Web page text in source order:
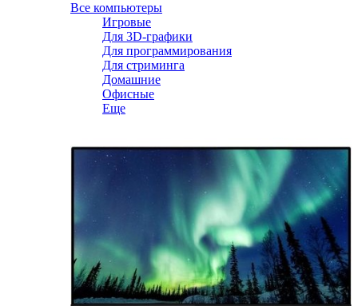
Все компьютеры
Игровые
Для 3D-графики
Для программирования
Для стриминга
Домашние
Офисные
Еще